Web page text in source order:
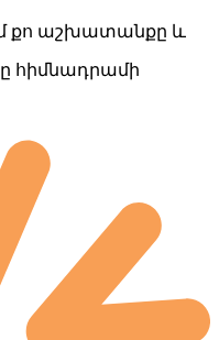
քո աշխատանքը և
հիմնադրամի